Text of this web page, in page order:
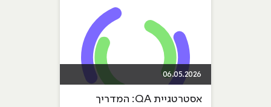
06.05.2026
אסטרטגיית QA: המדריך